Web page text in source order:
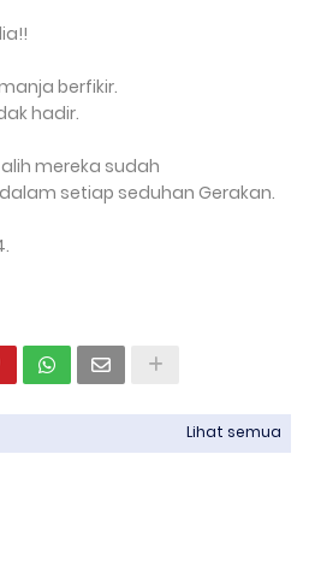
berfikir.
hadir.
mereka sudah
setiap seduhan Gerakan.
Lihat semua